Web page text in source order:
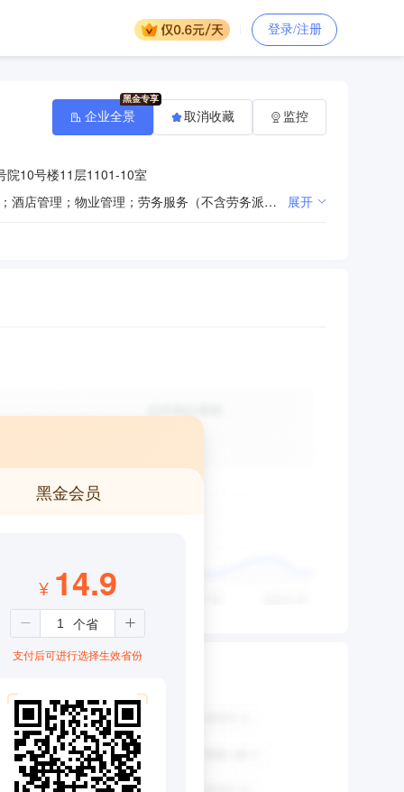
登录/注册
院10号楼11层1101-10室
一般项目：技术服务、技术开发、技术咨询、技术交流、技术转让、技术推广；餐饮管理；城市绿化管理；酒店管理；物业管理；劳务服务（不含劳务派遣）；薪酬管理服务；税务服务；专业保洁、清洗、消毒服务；建筑物清洁服务；园林绿化工程施工；会议及展览服务（出国办展须经相关部门审批）；停车场服务；护理机构服务（不含医疗服务）。（除依法须经批准的项目外，凭营业执照依法自主开展经营活动）许可项目：职业中介活动；劳务派遣服务。（依法须经批准的项目，经相关部门批准后方可开展经营活动，具体经营项目以相关部门批准文件或许可证件为准）（不得从事国家和本市产业政策禁止和限制类项目的经营活动。）
展开
企业全景 取消收藏 监控
黑金会员
¥ 14.9
支付后可进行选择生效省份